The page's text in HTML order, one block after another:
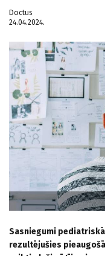
Doctus
24.04.2024.
Sasniegumi
rezultējušies